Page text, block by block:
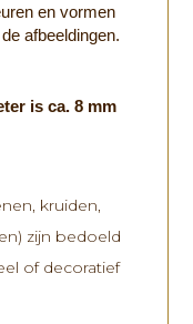
en vormen
afbeeldingen.
is ca. 8 mm
kruiden,
zijn bedoeld
of decoratief